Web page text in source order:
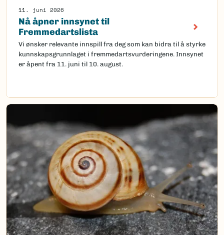
11. juni 2026
Nå åpner innsynet til
Fremmedartslista
Vi ønsker relevante innspill fra deg som kan bidra til å styrke
kunnskapsgrunnlaget i fremmedartsvurderingene. Innsynet
er åpent fra 11. juni til 10. august.